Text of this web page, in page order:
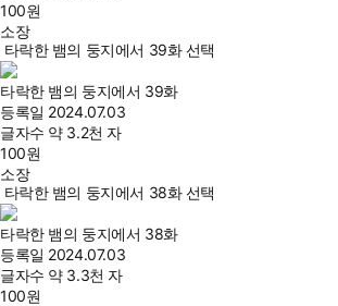
100원
소장
타락한 뱀의 둥지에서 39화 선택
타락한 뱀의 둥지에서 39화
등록일 2024.07.03
글자수 약 3.2천 자
100원
소장
타락한 뱀의 둥지에서 38화 선택
타락한 뱀의 둥지에서 38화
등록일 2024.07.03
글자수 약 3.3천 자
100원